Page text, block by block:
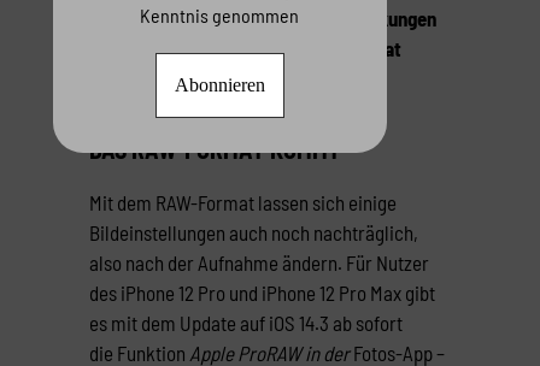
iOS 14.3 – unter anderem mit Auswirkungen
auf die Foto-Kamera: das RAW-Format
DAS RAW-FORMAT KOMMT
Mit dem RAW-Format lassen sich einige
Bildeinstellungen auch noch nachträglich,
also nach der Aufnahme ändern. Für Nutzer
des iPhone 12 Pro und iPhone 12 Pro Max gibt
es mit dem Update auf iOS 14.3 ab sofort
die Funktion Apple ProRAW in derFotos-App –
Kenntnis genommen